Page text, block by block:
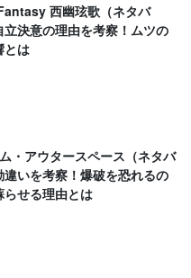
西幽玹歌（ネタバ
立決意の理由を考察！ムツの
とは
・アウタースペース（ネタバ
違いを考察！爆破を恐れるの
らせる理由とは